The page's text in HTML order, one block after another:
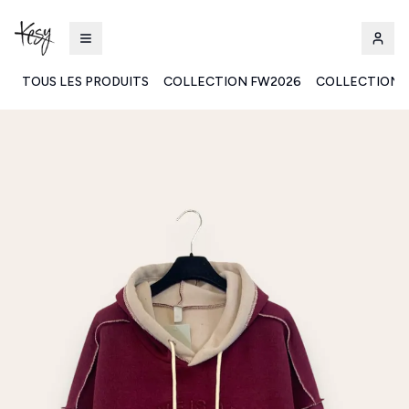
TOUS LES PRODUITS COLLECTION FW2026 COLLECTION